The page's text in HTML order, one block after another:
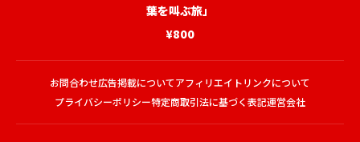
葉を叫ぶ旅」
¥800
お問合わせ広告掲載についてアフィリエイトリンクについて
プライバシーポリシー特定商取引法に基づく表記運営会社